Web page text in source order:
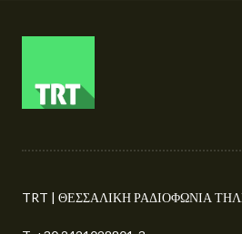
TRT | ΘΕΣΣΑΛΙΚΗ ΡΑΔΙΟΦΩΝΙΑ